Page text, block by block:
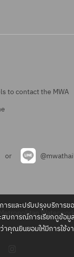
to contact the MWA
or
ารและปรับปรุงบริการ
สบการณ์การเรียกดูข้อ
าคุณยินยอมให้มีการใช้